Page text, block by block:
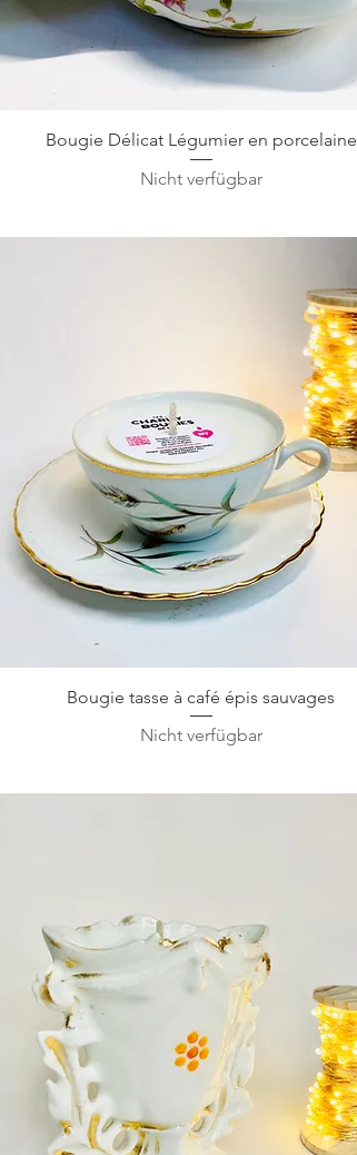
Schnellansicht
Bougie Délicat Légumier en porcelaine
Nicht verfügbar
Schnellansicht
Bougie tasse à café épis sauvages
Nicht verfügbar